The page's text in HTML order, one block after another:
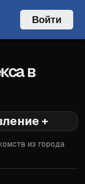
Войти
в
+
из города